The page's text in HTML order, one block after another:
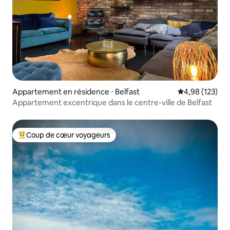
Appartement en résidence ⋅ Belfast Évaluation
4,98 (123)
Appartement excentrique dans le centre-ville de Belfast
Coups de cœur voyageurs les plus appréciés
Coup de cœur voyageurs